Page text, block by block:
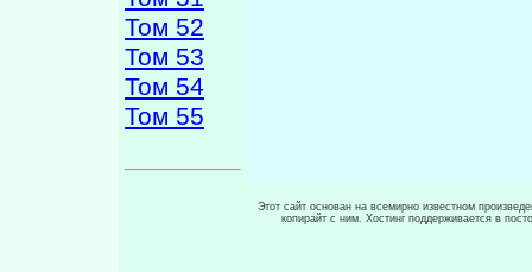
Том 52
Том 53
Том 54
Том 55
Этот сайт основан на всемирно известном
копирайт с ним. Хостинг поддерживается в